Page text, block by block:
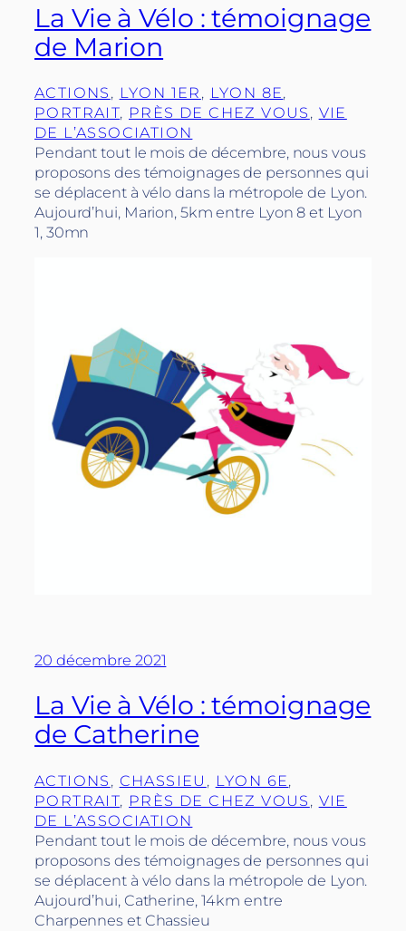
La Vie à Vélo : témoignage
de Marion
ACTIONS , LYON 1ER , LYON 8E
PORTRAIT, PRÈS DE CHEZ VOUS , VIE
DE L’ASSOCIATION
Pendant tout le mois de décembre, nous vous
proposons des témoignages de personnes qui
se déplacent à vélo dans la métropole de Lyon.
Aujourd’hui, Marion, 5km entre Lyon 8 et Lyon
1, 30mn
20 décembre 2021
La Vie à Vélo : témoignage
de Catherine
ACTIONS , CHASSIEU , LYON 6E
PORTRAIT, PRÈS DE CHEZ VOUS , VIE
DE L’ASSOCIATION
Pendant tout le mois de décembre, nous vous
proposons des témoignages de personnes qui
se déplacent à vélo dans la métropole de Lyon.
Aujourd’hui, Catherine, 14km entre
Charpennes et Chassieu